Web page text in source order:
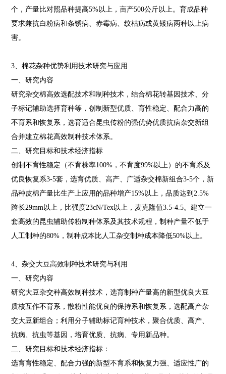
个，产量比对照品种提高5%以上，亩产500公斤以上。育成品种
要求兼抗白粉病和条锈病、赤霉病、纹枯病或黄矮病两种以上病
害。
3、棉花杂种优势利用技术研究与应用
一、研究内容
研究杂交棉高效选配技术和制种技术，结合棉花转基因技术、分
子标记辅助选择育种等，创制新型优质、育性稳定、配合力高的
不育系和恢复系，选育适合昆虫传粉的强优势优质抗病杂交新组
合并建立棉花高效制种技术体系。
二、研究目标和技术经济指标
创制不育性稳定（不育株率100%，不育度99%以上）的不育系及
优良恢复系3-5套，选育优质、高产、广适杂交棉新组合3-5个，新
品种皮棉产量比生产上应用的品种增产15%以上，品质达到2.5%
跨长29mm以上，比强度23cN/Tex以上，麦克隆值3.5-4.5。建立一
套高效的昆虫辅助传粉制种体系及其技术规程，制种产量不低于
人工制种的80%，制种成本比人工杂交制种成本降低50%以上。
4、杂交大豆高效制种技术研究与利用
一、研究内容
研究大豆杂交种高效制种技术，选育制种产量高的新型优良大豆
质核互作不育系，散粉性能优良的保持系和恢复系，选配高产杂
交大豆新组合；利用分子辅助标记育种技术，聚合优质、高产、
抗病、抗虫等基因，培育优质、抗病、专用新品种。
二、研究目标和技术经济指标：
选育育性稳定、配合力强的新型不育系和恢复力强、适应性广的